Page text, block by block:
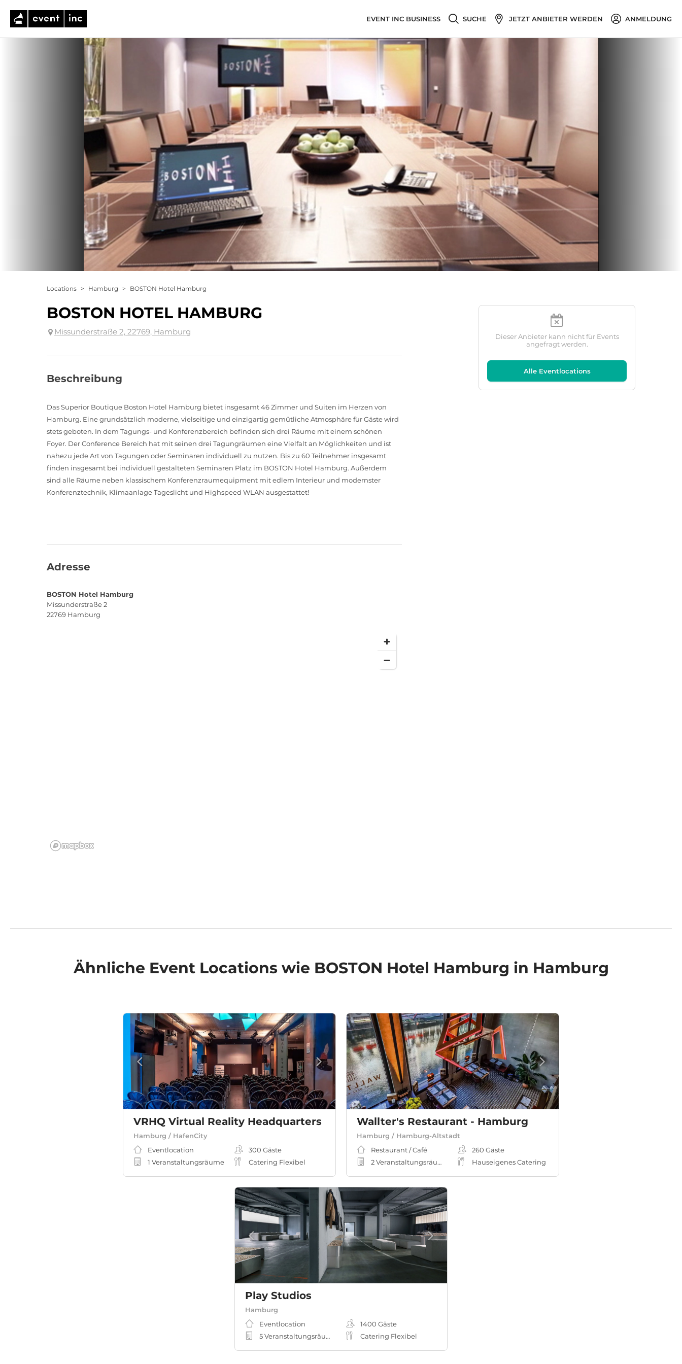
EVENT INC BUSINESS SUCHE JETZT ANBIETER WERDEN ANMELDUNG
Locations > Hamburg > BOSTON Hotel Hamburg
BOSTON HOTEL HAMBURG
Missunderstraße 2, 22769, Hamburg
Beschreibung
Das Superior Boutique Boston Hotel Hamburg bietet insgesamt 46 Zimmer und Suiten im Herzen von
Hamburg. Eine grundsätzlich moderne, vielseitige und einzigartig gemütliche Atmosphäre für Gäste wird
stets geboten. In dem Tagungs- und Konferenzbereich befinden sich drei Räume mit einem schönen
Foyer. Der Conference Bereich hat mit seinen drei Tagungräumen eine Vielfalt an Möglichkeiten und ist
nahezu jede Art von Tagungen oder Seminaren individuell zu nutzen. Bis zu 60 Teilnehmer insgesamt
finden insgesamt bei individuell gestalteten Seminaren Platz im BOSTON Hotel Hamburg. Außerdem
sind alle Räume neben klassischem Konferenzraumequipment mit edlem Interieur und modernster
Konferenztechnik, Klimaanlage Tageslicht und Highspeed WLAN ausgestattet!
Adresse
BOSTON Hotel Hamburg
Missunderstraße 2
22769 Hamburg
Dieser Anbieter kann nicht für Events
angefragt werden.
Alle Eventlocations
Ähnliche Event Locationswie BOSTON Hotel Hamburg in Hamburg
VRHQ Virtual Reality Headquarters
Hamburg / HafenCity
Eventlocation
1 Veranstaltungsräume
300 Gäste
Catering Flexibel
Wallter's Restaurant - Hamburg
Hamburg / Hamburg-Altstadt
Restaurant / Café
2 Veranstaltungsräume
260 Gäste
Hauseigenes Catering
Play Studios
Hamburg
Eventlocation
5 Veranstaltungsräume
1400 Gäste
Catering Flexibel